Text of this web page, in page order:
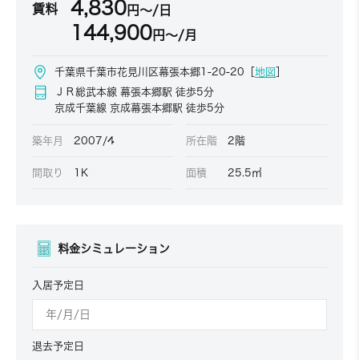
賃料 4,830円～/日
144,900円～/月
千葉県千葉市花見川区幕張本郷1-20-20［ 地図
ＪＲ総武本線 幕張本郷駅 徒歩5分
京成千葉線 京成幕張本郷駅 徒歩5分
築年月 2007/4 所在階 2階
間取り 1K 面積 25.5㎡
料金シミュレーション
入居予定日
退去予定日